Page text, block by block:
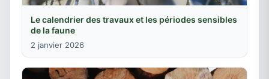
Le calendrier des travaux et les périodes sensibles
de la faune
2 janvier 2026